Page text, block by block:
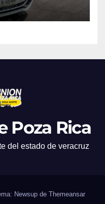
Poza Rica
del estado de veracruz
Newsup de Themeansar